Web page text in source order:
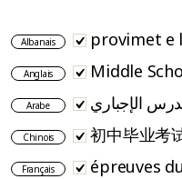
Albanais provimet e
Anglais Middle
Arabe الإجباري
Chinois 初中毕业考
Français épreuves